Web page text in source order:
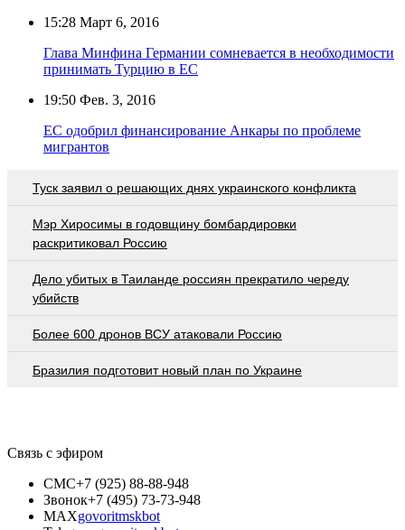
15:28 Март 6, 2016
Глава Минфина Германии сомневается в необходимости
принимать Турцию в ЕС
19:50 Фев. 3, 2016
ЕС одобрил финансирование Анкары по проблеме
мигрантов
Туск заявил о решающих днях украинского конфликта
Мэр Хиросимы в годовщину бомбардировки
раскритиковал Россию
Дело убитых в Таиланде россиян прекратило череду
убийств
Более 600 дронов ВСУ атаковали Россию
Бразилия подготовит новый план по Украине
Связь с эфиром
СМС+7 (925) 88-88-948
Звонок+7 (495) 73-73-948
MAXgovoritmskbot